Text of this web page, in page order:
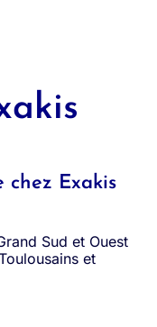
chez Exakis
Sud et Ouest
et